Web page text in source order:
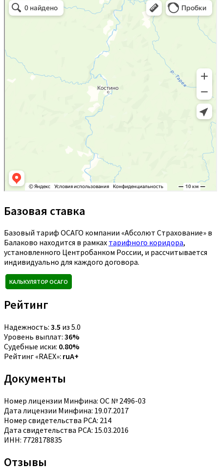
Базовая ставка
Базовый тариф ОСАГО компании «Абсолют Страхование» в
Балаково находится в рамках тарифного коридора,
установленного Центробанком России, и рассчитывается
индивидуально для каждого договора.
КАЛЬКУЛЯТОР ОСАГО
Рейтинг
Надежность: 3.5 из 5.0
Уровень выплат: 36%
Судебные иски: 0.80%
Рейтинг «RAEX»: ruA+
Документы
Номер лицензии Минфина: ОС № 2496-03
Дата лицензии Минфина: 19.07.2017
Номер свидетельства РСА: 214
Дата свидетельства РСА: 15.03.2016
ИНН: 7728178835
Отзывы